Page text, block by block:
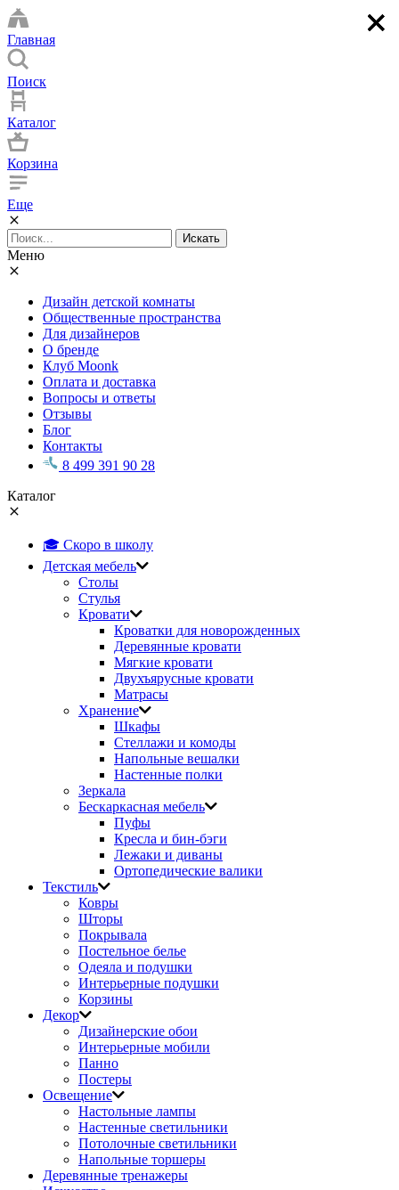
Главная
Поиск
Каталог
Корзина
Еще
Искать
Меню
Дизайн детской комнаты
Общественные пространства
Для дизайнеров
О бренде
Клуб Moonk
Оплата и доставка
Вопросы и ответы
Отзывы
Блог
Контакты
8 499 391 90 28
Каталог
🎓 Скоро в школу
Детская мебель
Столы
Стулья
Кровати
Кроватки для новорожденных
Деревянные кровати
Мягкие кровати
Двухъярусные кровати
Матрасы
Хранение
Шкафы
Стеллажи и комоды
Напольные вешалки
Настенные полки
Зеркала
Бескаркасная мебель
Пуфы
Кресла и бин-бэги
Лежаки и диваны
Ортопедические валики
Текстиль
Ковры
Шторы
Покрывала
Постельное белье
Одеяла и подушки
Интерьерные подушки
Корзины
Декор
Дизайнерские обои
Интерьерные мобили
Панно
Постеры
Освещение
Настольные лампы
Настенные светильники
Потолочные светильники
Напольные торшеры
Деревянные тренажеры
×
×
×
×